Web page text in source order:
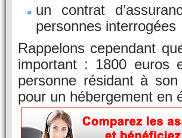
un contrat
personnes interrogées
Rappelons cependant
important : 1800 euros
personne résidant à
pour un hébergement en